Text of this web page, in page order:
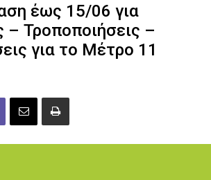
έως 15/06 για
– Τροποποιήσεις –
για το Μέτρο 11